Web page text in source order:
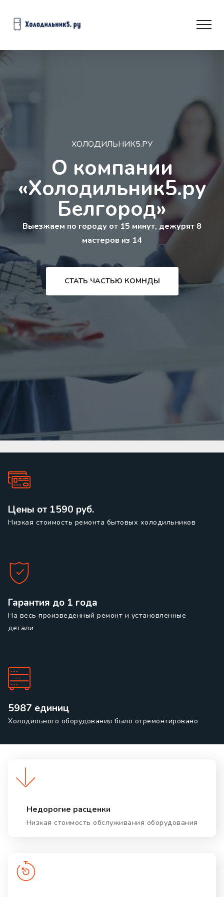
ХОЛОДИЛЬНИК5.РУ
О компании
«Холодильник5.ру
Белгород»
Выезжаем по городу от 15 минут, дежурят 8
мастеров из 14
СТАТЬ ЧАСТЬЮ КОМНДЫ
Цены от 1590 руб.
Низкая стоимость ремонта бытовых холодильников
Гарантия до 1 года
На весь произведенный ремонт и установленные
детали
5987 единиц
Холодильного оборудования было отремонтировано
Недорогие расценки
Низкая стоимость обслуживания оборудования